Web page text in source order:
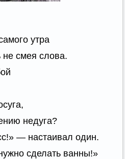
утра
не смея слова.
недуга?
— настаивал один.
сделать ванны!»